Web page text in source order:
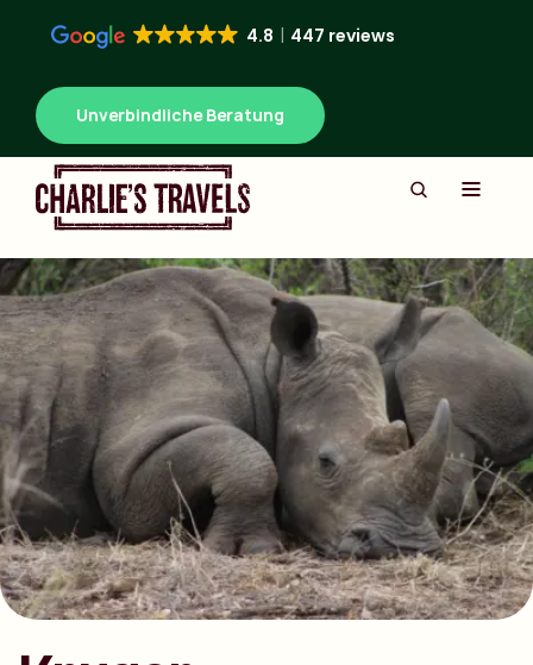
4.8 447 reviews
Unverbindliche Beratung